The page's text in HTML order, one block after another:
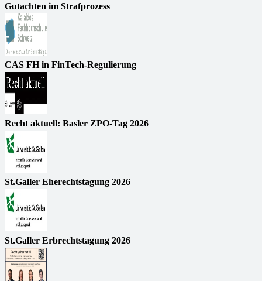
Gutachten im Strafprozess
CAS FH in FinTech-Regulierung
Recht aktuell: Basler ZPO-Tag 2026
St.Galler Eherechtstagung 2026
St.Galler Erbrechtstagung 2026